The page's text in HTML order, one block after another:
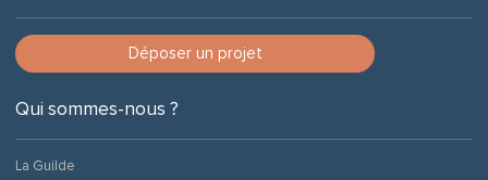
Déposer un projet
Qui sommes-nous ?
La Guilde